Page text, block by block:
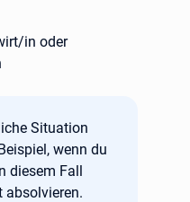
in oder
Situation
wenn du
diesem Fall
absolvieren.